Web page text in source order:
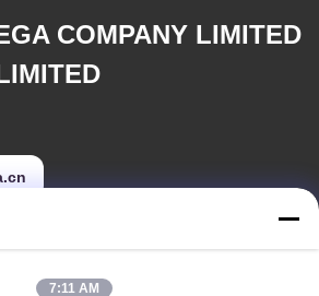
COMPANY LIMITED
7:11 AM